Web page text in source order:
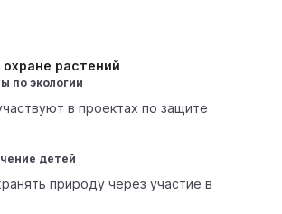
растений
по экологии
в проектах по защите
детей
природу через участие в